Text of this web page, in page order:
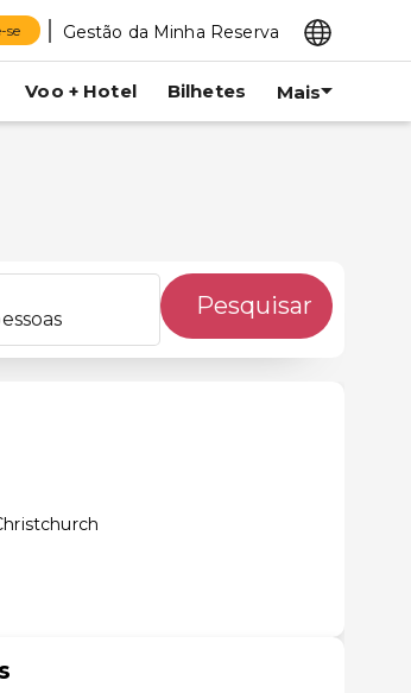
se Gestão da Minha Reserva
Voo + Hotel Bilhetes Mais
Pesquisar